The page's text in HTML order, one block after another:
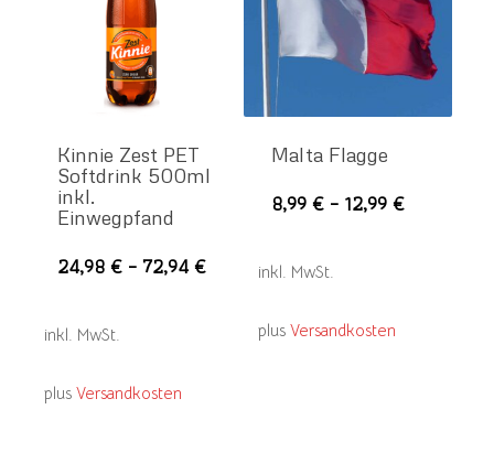
Kinnie Zest PET
Softdrink 500ml
inkl.
Einwegpfand
24,98€–72,94€
Dieses
weist
inkl. MwSt.
plus Versandkosten
Malta Flagge
8,99€ – 12,99€
inkl. MwSt.
plusVersandkosten